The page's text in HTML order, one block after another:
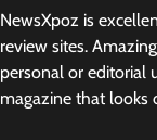
NewsXpoz is
review sites.
personal or editorial
magazine that looks